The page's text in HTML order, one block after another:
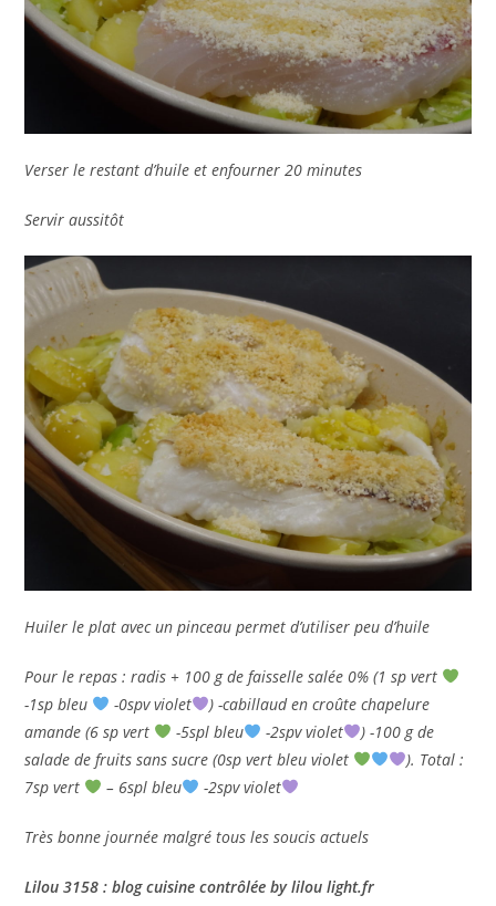
Verser le restant d’huile et enfourner 20 minutes
Servir aussitôt
Huiler le plat avec un pinceau permet d’utiliser peu d’huile
Pour le repas : radis + 100 g de faisselle salée 0% (1 sp vert
-1sp bleu
-0spv violet
) -cabillaud en croûte chapelure
amande (6 sp vert
-5spl bleu -2spv violet
) -100 g de
salade de fruits sans sucre (0sp vert bleu violet
). Total :
7sp vert
– 6spl bleu -2spv violet
Très bonne journée malgré tous les soucis actuels
Lilou 3158 : blog cuisine contrôlée by lilou light.fr